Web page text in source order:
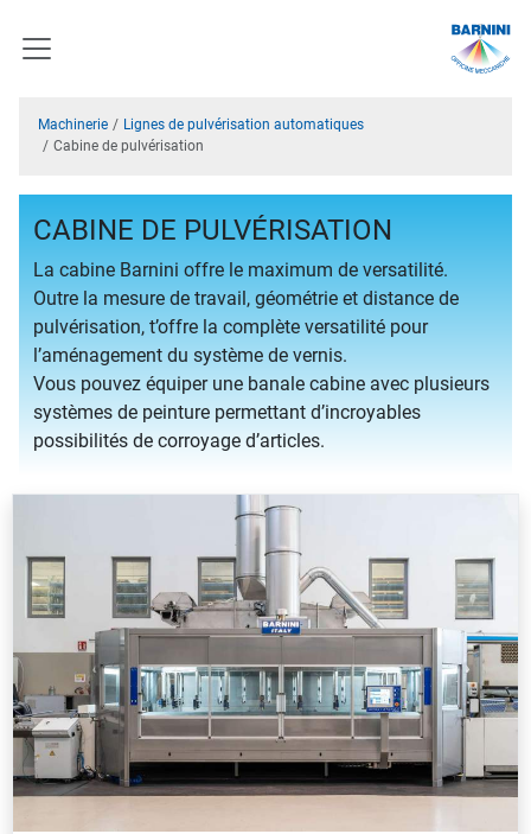
Machinerie
Lignes de pulvérisation automatiques
Cabine de pulvérisation
CABINE DE PULVÉRISATION
La cabine Barnini offre le maximum de versatilité.
Outre la mesure de travail, géométrie et distance de
pulvérisation, t’offre la complète versatilité pour
l’aménagement du système de vernis.
Vous pouvez équiper une banale cabine avec plusieurs
systèmes de peinture permettant d’incroyables
possibilités de corroyage d’articles.